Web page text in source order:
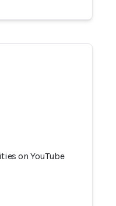
on YouTube